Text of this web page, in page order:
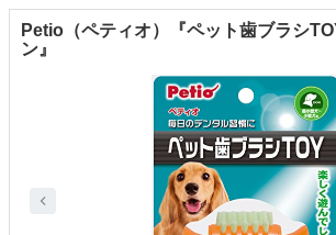
Petio（ペティオ）『ペット歯ブラシ
ン』